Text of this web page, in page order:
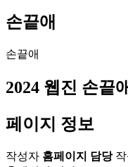
손끝애
손끝애
2024 웹진 손끝
페이지 정보
작성자 홈페이지 담당